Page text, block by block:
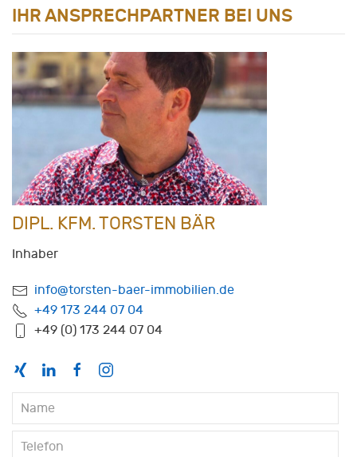
IHR ANSPRECHPARTNER BEI UNS
DIPL. KFM. TORSTEN BÄR
Inhaber
info@torsten-baer-immobilien.de
+49 173 244 07 04
+49 (0) 173 244 07 04